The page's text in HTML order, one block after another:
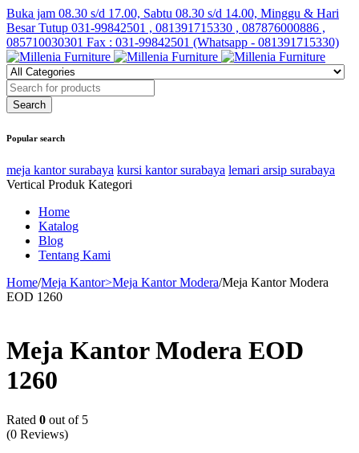
Buka jam 08.30 s/d 17.00, Sabtu 08.30 s/d 14.00, Minggu & Hari
Besar Tutup 031-99842501 , 081391715330 , 087876000886 ,
085710030301 Fax : 031-99842501 (Whatsapp - 081391715330)
Popular search
meja kantor surabaya kursi kantor surabaya lemari arsip surabaya
Vertical Produk Kategori
Home
Katalog
Blog
Tentang Kami
Home/Meja Kantor>Meja Kantor Modera/Meja Kantor Modera
EOD 1260
Meja Kantor Modera EOD
1260
Rated 0 out of 5
(0 Reviews)